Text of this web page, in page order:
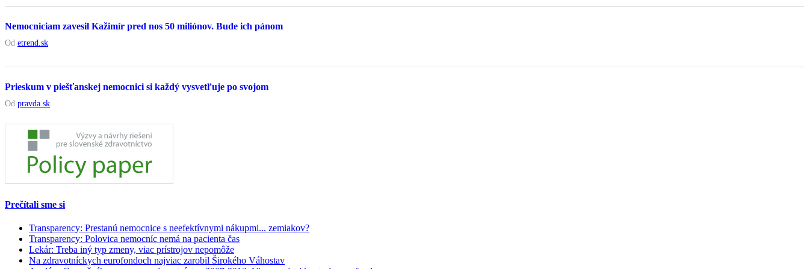
Nemocniciam zavesil Kažimír pred nos 50 miliónov. Bude ich pánom
Od etrend.sk
Prieskum v piešťanskej nemocnici si každý vysvetľuje po svojom
Od pravda.sk
Prečítali sme si
Transparency: Prestanú nemocnice s neefektívnymi nákupmi... zemiakov?
Transparency: Polovica nemocníc nemá na pacienta čas
Lekár: Treba iný typ zmeny, viac prístrojov nepomôže
Na zdravotníckych eurofondoch najviac zarobil Širokého Váhostav